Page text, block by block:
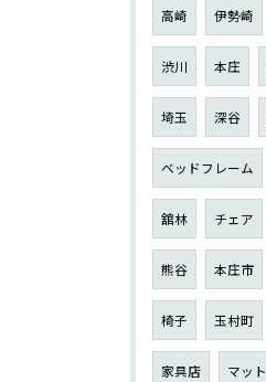
高崎 伊勢崎
渋川 本庄
埼玉 深谷
ベッドフレーム
舘林 チェア
熊谷 本庄市
椅子 玉村町
家具店 マット